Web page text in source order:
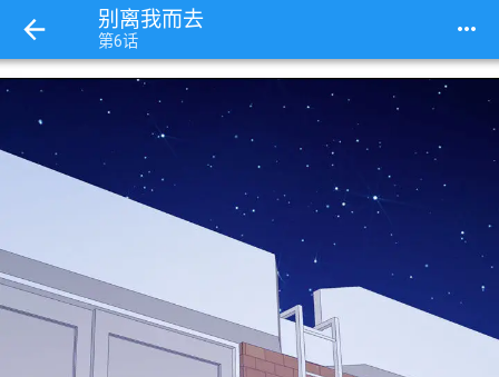
别离我而去
第6话 more_horiz